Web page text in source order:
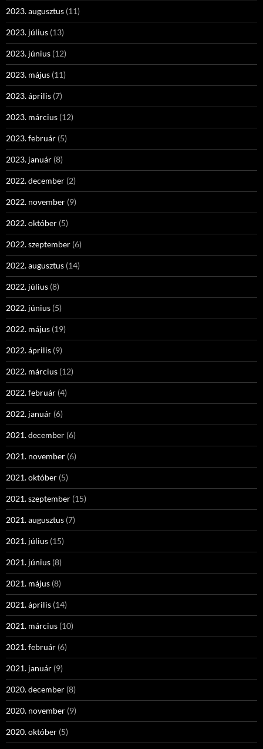
2023. augusztus (11)
2023. július (13)
2023. június (12)
2023. május (11)
2023. április (7)
2023. március (12)
2023. február (5)
2023. január (8)
2022. december (2)
2022. november (9)
2022. október (5)
2022. szeptember (6)
2022. augusztus (14)
2022. július (8)
2022. június (5)
2022. május (19)
2022. április (9)
2022. március (12)
2022. február (4)
2022. január (6)
2021. december (6)
2021. november (6)
2021. október (5)
2021. szeptember (15)
2021. augusztus (7)
2021. július (15)
2021. június (8)
2021. május (8)
2021. április (14)
2021. március (10)
2021. február (6)
2021. január (9)
2020. december (8)
2020. november (9)
2020. október (5)